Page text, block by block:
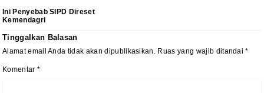
Ini Penyebab SIPD Direset
Kemendagri
Tinggalkan Balasan
Alamat email Anda tidak akan dipublikasikan. Ruas yang wajib ditandai*
Komentar *